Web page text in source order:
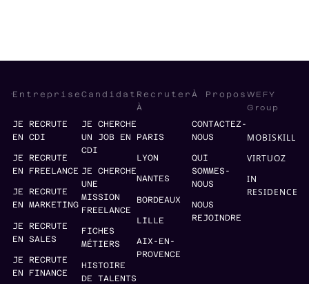
Entreprise
JE RECRUTE
EN CDI
JE RECRUTE
EN FREELANCE
JE RECRUTE
EN MARKETING
JE RECRUTE
EN SALES
JE RECRUTE
EN FINANCE
Candidat
JE CHERCHE
UN JOB EN
CDI
JE CHERCHE
UNE
MISSION
FREELANCE
FICHES
MÉTIERS
HISTOIRE
DE TALENTS
Recruter
À
PARIS
LYON
NANTES
BORDEAUX
LILLE
AIX-EN-
PROVENCE
À Propos
CONTACTEZ-
NOUS
QUI
SOMMES-
NOUS
NOUS
REJOINDRE
WEFY
Group
MOBISKILL
VIRTUOZ
IN
RESIDENCE